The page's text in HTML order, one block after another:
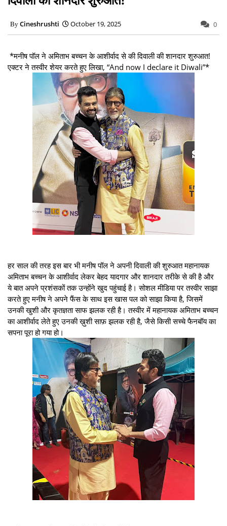
Cineshrushti October 19, 2025 0
*मनीष पॉल ने अमिताभ बच्चन के आशीर्वाद से की दिवाली की शानदार शुरुआत!
एक्टर ने तस्वीर शेयर करते हुए लिखा, “And now I declare it Diwali”*
हर साल की तरह इस बार भी मनीष पॉल ने अपनी दिवाली की शुरुआत महानायक
अमिताभ बच्चन के आशीर्वाद लेकर बेहद यादगार और शानदार तरीके से की है और
ये बात अपने प्रशंसकों तक उन्होंने खुद पहुंचाई है। सोशल मीडिया पर तस्वीर साझा
करते हुए मनीष ने अपने फैंस के साथ इस खास पल को साझा किया है, जिसमें
उनकी खुशी और कृतज्ञता साफ झलक रही है। तस्वीर में महानायक अमिताभ बच्चन
का आशीर्वाद लेते हुए उनकी ख़ुशी साफ़ झलक रही है, जैसे किसी सच्चे फैनबॉय का
सपना पूरा हो गया हो।